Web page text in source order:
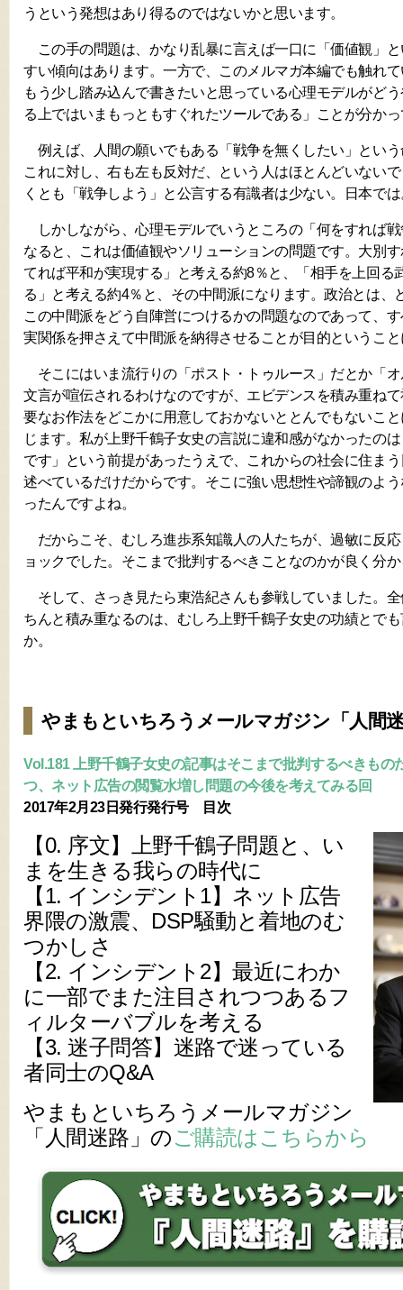
うという発想はあり得るのではないかと思います。
この手の問題は、かなり乱暴に言えば一口に「価値観」
すい傾向はあります。一方で、このメルマガ本編でも触れ
もう少し踏み込んで書きたいと思っている心理モデルがど
る上ではいまもっともすぐれたツールである」ことが分か
例えば、人間の願いでもある「戦争を無くしたい」とい
これに対し、右も左も反対だ、という人はほとんどいない
くとも「戦争しよう」と公言する有識者は少ない。日本では
しかしながら、心理モデルでいうところの「何をすれば
なると、これは価値観やソリューションの問題です。大別
てれば平和が実現する」と考える約8％と、「相手を上回る
る」と考える約4％と、その中間派になります。政治とは、
この中間派をどう自陣営につけるかの問題なのであって、
実関係を押さえて中間派を納得させることが目的というこ
そこにはいま流行りの「ポスト・トゥルース」だとか「
文言が喧伝されるわけなのですが、エビデンスを積み重ね
要なお作法をどこかに用意しておかないととんでもないこ
じます。私が上野千鶴子女史の言説に違和感がなかったの
です」という前提があったうえで、これからの社会に住ま
述べているだけだからです。そこに強い思想性や諦観のよ
ったんですよね。
だからこそ、むしろ進歩系知識人の人たちが、過敏に反
ョックでした。そこまで批判するべきことなのかが良く分
そして、さっき見たら東浩紀さんも参戦していました。
ちんと積み重なるのは、むしろ上野千鶴子女史の功績とで
か。
やまもといちろうメールマガジン「人間
Vol.181 上野千鶴子女史の記事はそこまで批判するべきもの
つ、ネット広告の閲覧水増し問題の今後を考えてみる回
2017年2月23日発行発行号 目次
【0. 序文】上野千鶴子問題と、い
まを生きる我らの時代に
【1. インシデント1】ネット広告
界隈の激震、DSP騒動と着地のむ
つかしさ
【2. インシデント2】最近にわか
に一部でまた注目されつつあるフ
ィルターバブルを考える
【3. 迷子問答】迷路で迷っている
者同士のQ&A
やまもといちろうメールマガジン
「人間迷路」のご購読はこちらから